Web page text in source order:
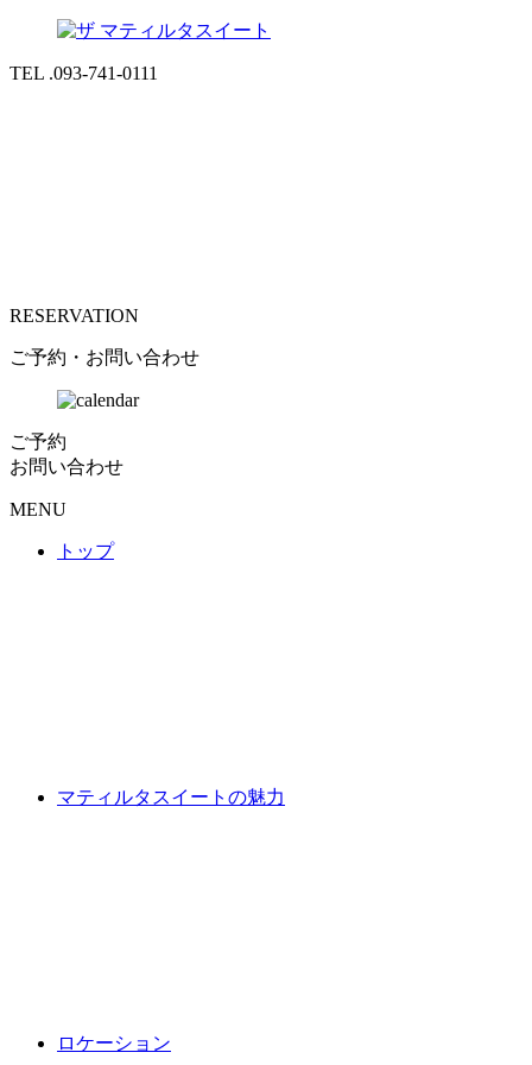
TEL .093-741-0111
RESERVATION
ご予約・お問い合わせ
ご予約
お問い合わせ
MENU
トップ
マティルタスイートの魅力
ロケーション